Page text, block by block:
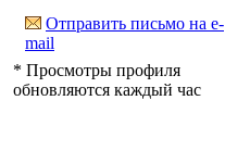
Отправить письмо на e-
mail
* Просмотры профиля
обновляются каждый час